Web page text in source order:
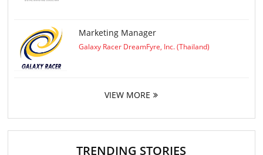
Marketing Manager
Galaxy Racer DreamFyre, Inc. (Thailand)
VIEW MORE
TRENDING STORIES